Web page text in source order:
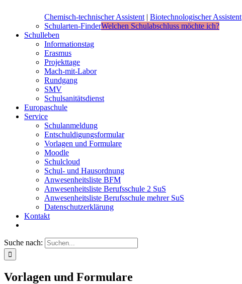
Chemisch-technischer Assistent | Biotechnologischer Assistent
Schularten-FinderWelchen Schulabschluss möchte ich?
Schulleben
Informationstag
Erasmus
Projekttage
Mach-mit-Labor
Rundgang
SMV
Schulsanitätsdienst
Europaschule
Service
Schulanmeldung
Entschuldigungsformular
Vorlagen und Formulare
Moodle
Schulcloud
Schul- und Hausordnung
Anwesenheitsliste BFM
Anwesenheitsliste Berufsschule 2 SuS
Anwesenheitsliste Berufsschule mehrer SuS
Datenschutzerklärung
Kontakt
Suche nach:
Vorlagen und Formulare